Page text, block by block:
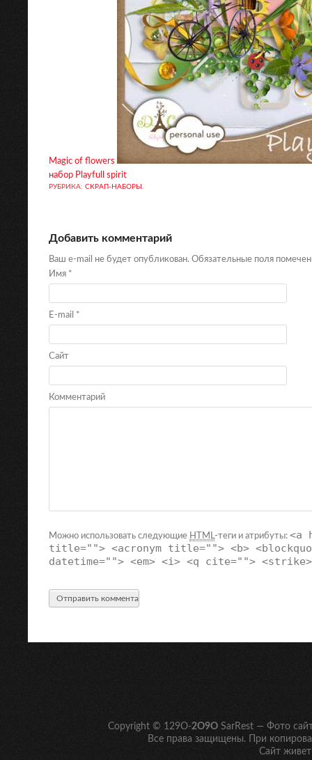
Magic of flowers
набор Playfull spirit
РУБРИКА: СКРАП-НАБОРЫ .
Добавить комментарий
Ваш e-mail не будет опубликован. Обязательные поля
Имя *
E-mail *
Сайт
Комментарий
Можно использовать следующие HTML-теги и атрибуты: <a
title=""> <acronym title=""> <b>
datetime=""> <em> <i> <q cite="">
Copyright © 129O-2O9O SarRest — Фото
Все права защищены. При
Сайт живет